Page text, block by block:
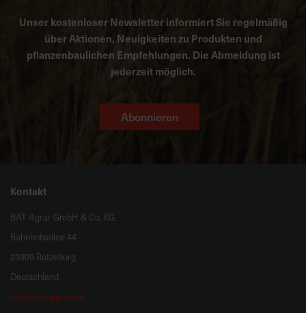
Unser kostenloser Newsletter informiert Sie regelmäßig
über Aktionen, Neuigkeiten zu Produkten und
pflanzenbaulichen Empfehlungen. Die Abmeldung ist
jederzeit möglich.
Abonnieren
Kontakt
BAT Agrar GmbH & Co. KG
Bahnhofsallee 44
23909 Ratzeburg
Deutschland
info@bat-agrar.de